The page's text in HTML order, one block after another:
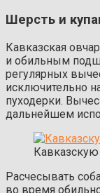
Шерсть и
Кавказская
и обильным
регулярных
исключительно
пуходерки.
дальнейшем
Расчесывать
во время